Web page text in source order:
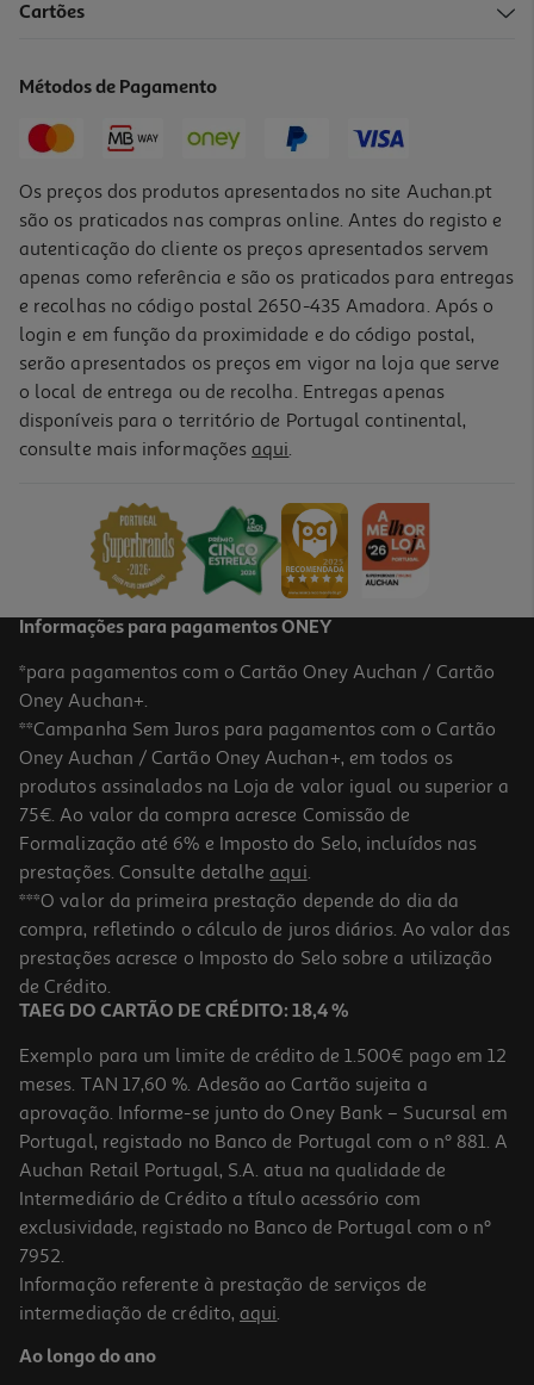
Cartões
Métodos de Pagamento
Os preços dos produtos apresentados no site Auchan.pt
são os praticados nas compras online. Antes do registo e
autenticação do cliente os preços apresentados servem
apenas como referência e são os praticados para entregas
e recolhas no código postal 2650-435 Amadora. Após o
login e em função da proximidade e do código postal,
serão apresentados os preços em vigor na loja que serve
o local de entrega ou de recolha. Entregas apenas
disponíveis para o território de Portugal continental,
consulte mais informações aqui.
Informações para pagamentos ONEY
*para pagamentos com o Cartão Oney Auchan / Cartão
Oney Auchan+.
**Campanha Sem Juros para pagamentos com o Cartão
Oney Auchan / Cartão Oney Auchan+, em todos os
produtos assinalados na Loja de valor igual ou superior a
75€. Ao valor da compra acresce Comissão de
Formalização até 6% e Imposto do Selo, incluídos nas
prestações. Consulte detalhe aqui.
***O valor da primeira prestação depende do dia da
compra, refletindo o cálculo de juros diários. Ao valor das
prestações acresce o Imposto do Selo sobre a utilização
de Crédito.
TAEG DO CARTÃO DE CRÉDITO: 18,4 %
Exemplo para um limite de crédito de 1.500€ pago em 12
meses. TAN 17,60 %. Adesão ao Cartão sujeita a
aprovação. Informe-se junto do Oney Bank – Sucursal em
Portugal, registado no Banco de Portugal com o nº 881. A
Auchan Retail Portugal, S.A. atua na qualidade de
Intermediário de Crédito a título acessório com
exclusividade, registado no Banco de Portugal com o nº
7952.
Informação referente à prestação de serviços de
intermediação de crédito, aqui.
Ao longo do ano